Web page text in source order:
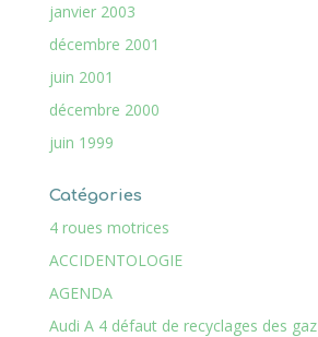
janvier 2003
décembre 2001
juin 2001
décembre 2000
juin 1999
Catégories
4 roues motrices
ACCIDENTOLOGIE
AGENDA
Audi A 4 défaut de recyclages des gaz